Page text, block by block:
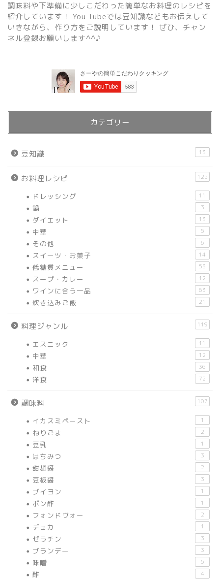
調味料や下準備に少しこだわった簡単なお料理のレシピを
紹介しています！ You Tubeでは豆知識などもお伝えして
いきながら、作り方をご説明しています！ ぜひ、チャン
ネル登録お願いします^^♪
カテゴリー
豆知識 13
お料理レシピ 125
ドレッシング 11
鍋 3
ダイエット 13
中華 5
その他 6
スイーツ・お菓子 14
低糖質メニュー 53
スープ・カレー 12
ワインに合う一品 63
炊き込みご飯 21
料理ジャンル 119
エスニック 11
中華 12
和食 36
洋食 72
調味料 107
イカスミペースト 1
ねりごま 2
豆乳 1
はちみつ 3
甜麺醤 2
豆板醤 3
ブイヨン 1
ポン酢 1
フォンドヴォー 2
デュカ 1
ゼラチン 3
ブランデー 3
味噌 5
酢 4